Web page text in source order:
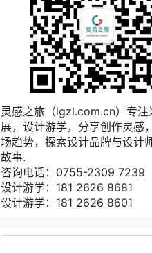
灵感之旅（lgzl.com.cn）专注
展，设计游学，分享创作灵感
场趋势，探索设计品牌与设计
故事.
咨询电话：0755-2309 7239
设计游学：181 2626 8681
设计游学：181 2626 8601